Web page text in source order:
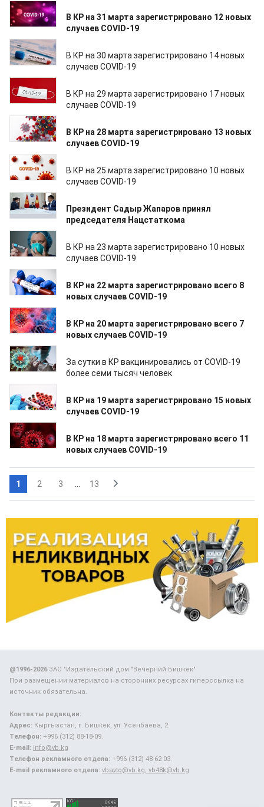
31.03.2022
В КР на 31 марта зарегистрировано 12 новых
случаев COVID-19
30.03.2022
В КР на 30 марта зарегистрировано 14 новых
случаев COVID-19
В КР на 29 марта зарегистрировано 17 новых
случаев COVID-19
28.03.2022
В КР на 28 марта зарегистрировано 13 новых
случаев COVID-19
25.03.2022
В КР на 25 марта зарегистрировано 10 новых
случаев COVID-19
23.03.2022
Президент Садыр Жапаров принял
председателя Нацстаткома
23.03.2022
В КР на 23 марта зарегистрировано 10 новых
случаев COVID-19
22.03.2022
В КР на 22 марта зарегистрировано всего 8
новых случаев COVID-19
20.03.2022
В КР на 20 марта зарегистрировано всего 7
новых случаев COVID-19
19.03.2022
За сутки в КР вакцинировались от COVID-19
более семи тысяч человек
В КР на 19 марта зарегистрировано 15 новых
случаев COVID-19
18.03.2022
В КР на 18 марта зарегистрировано всего 11
новых случаев COVID-19
1 2 3 13
@1996-2026ЗАО "Издательский дом "Вечерний Бишкек"
При размещении материалов на сторонних ресурсах гиперссылка на
источник обязательна.
Контакты редакции:
Адрес: Кыргызстан, г. Бишкек, ул. Усенбаева, 2.
Телефон: +996 (312) 88-18-09.
E-mail: info@vb.kg
Телефон рекламного отдела: +996 (312) 48-62-03.
E-mail рекламного отдела: vbavto@vb.kg, vb48k@vb.kg